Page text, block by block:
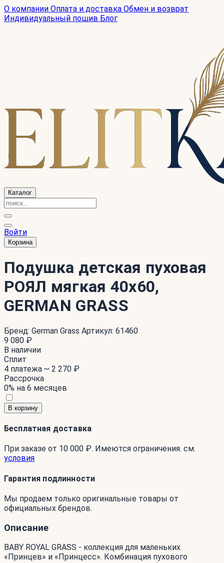
О компании Оплата и доставка Обмен и возврат
Индивидуальный пошив Блог
Каталог
Войти
Корзина
Подушка детская пуховая
РОЯЛ мягкая 40x60,
GERMAN GRASS
Бренд: German Grass Артикул: 61460
9 080 ₽
В наличии
Сплит
4 платежа ~ 2 270 ₽
Рассрочка
0% на 6 месяцев
В корзину
Бесплатная доставка
При заказе от 10 000 ₽. Имеются ограничения. см.
условия
Гарантия подлинности
Мы продаем только оригинальные товары от
официальных брендов.
Описание
BABY ROYAL GRASS - коллекция для маленьких
«Принцев» и «Принцесс». Комбинация пухового